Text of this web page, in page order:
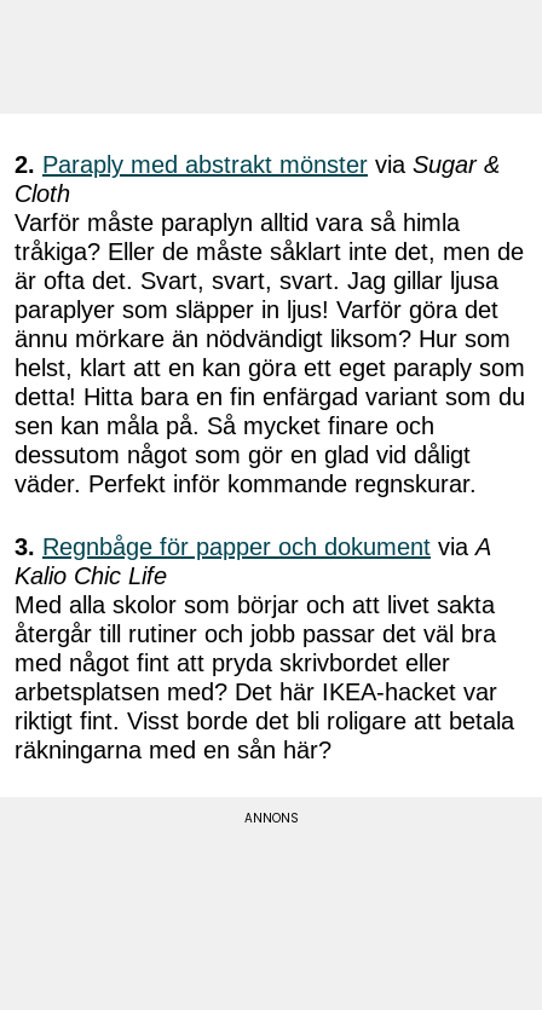
2. Paraply med abstrakt mönster via Sugar &
Cloth
Varför måste paraplyn alltid vara så himla
tråkiga? Eller de måste såklart inte det, men de
är ofta det. Svart, svart, svart. Jag gillar ljusa
paraplyer som släpper in ljus! Varför göra det
ännu mörkare än nödvändigt liksom? Hur som
helst, klart att en kan göra ett eget paraply som
detta! Hitta bara en fin enfärgad variant som du
sen kan måla på. Så mycket finare och
dessutom något som gör en glad vid dåligt
väder. Perfekt inför kommande regnskurar.
3. Regnbåge för papper och dokument viaA
Kalio Chic Life
Med alla skolor som börjar och att livet sakta
återgår till rutiner och jobb passar det väl bra
med något fint att pryda skrivbordet eller
arbetsplatsen med? Det här IKEA-hacket var
riktigt fint. Visst borde det bli roligare att betala
räkningarna med en sån här?